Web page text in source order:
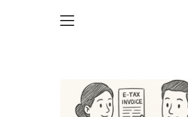
ญชี (Accounting service)
ญชี (Accounting